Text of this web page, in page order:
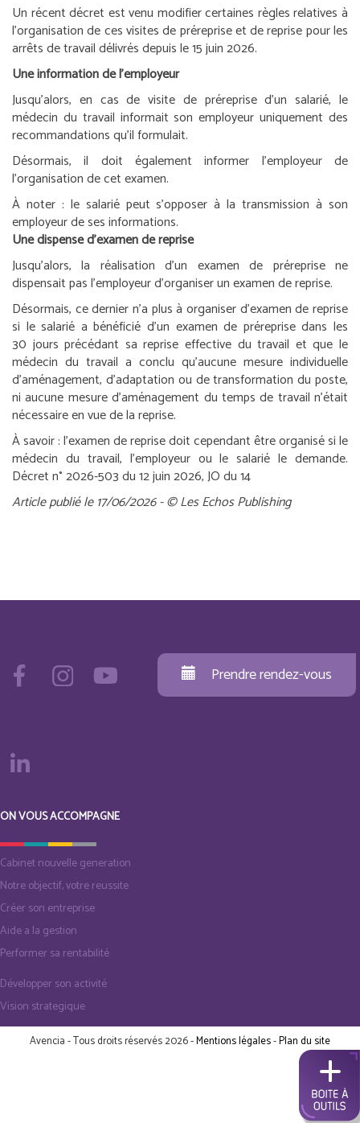
Un récent décret est venu modifier certaines règles relatives à
l’organisation de ces visites de préreprise et de reprise pour les
arrêts de travail délivrés depuis le 15 juin 2026.
Une information de l’employeur
Jusqu’alors, en cas de visite de préreprise d’un salarié, le
médecin du travail informait son employeur uniquement des
recommandations qu’il formulait.
Désormais, il doit également informer l’employeur de
l’organisation de cet examen.
À noter : le salarié peut s’opposer à la transmission à son
employeur de ses informations.
Une dispense d’examen de reprise
Jusqu’alors, la réalisation d’un examen de préreprise ne
dispensait pas l’employeur d’organiser un examen de reprise.
Désormais, ce dernier n’a plus à organiser d’examen de reprise
si le salarié a bénéficié d’un examen de préreprise dans les
30 jours précédant sa reprise effective du travail et que le
médecin du travail a conclu qu’aucune mesure individuelle
d’aménagement, d’adaptation ou de transformation du poste,
ni aucune mesure d’aménagement du temps de travail n’était
nécessaire en vue de la reprise.
À savoir :l’examen de reprise doit cependant être organisé si le
médecin du travail, l’employeur ou le salarié le demande.
Décret n° 2026-503 du 12 juin 2026, JO du 14
Article publié le 17/06/2026 - © Les Echos Publishing
Prendre rendez-vous
ON VOUS ACCOMPAGNE
Cabinet nouvelle generation
Notre objectif, votre reussite
Créer son entreprise
Aide a la gestion
Performer sa rentabilité
Développer son activité
Vision strategique
Avencia - Tous droits réservés 2026 -Mentions légales-Plan du site